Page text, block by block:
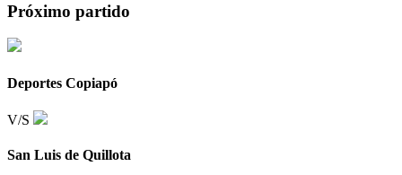
Próximo partido
Deportes Copiapó
V/S
San Luis de Quillota